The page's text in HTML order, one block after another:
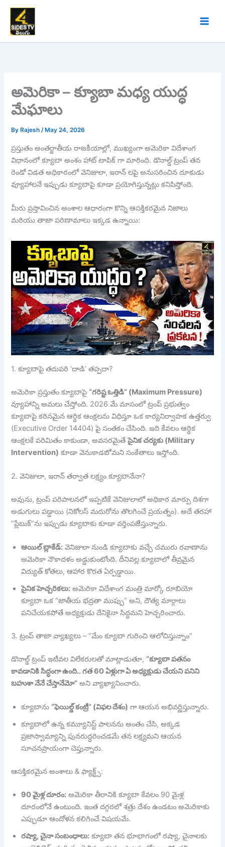
Skip
content
అమెరికా – క్యూబా మధ్య యుద్ధ
మేఘాలు
By Rajesh/ May 24, 2026
ప్రస్తుతం అంతర్జాతీయ రాజకీయాల్లో, ముఖ్యంగా అమెరికా విదేశాంగ
విధానంలో క్యూబా అంశం హాట్ టాపిక్ గా మారింది. డొనాల్డ్ ట్రంప్ తన
రెండో విడత అధికారంలో వెనిజులా, ఇరాన్ లపై అనుసరించిన దూకుడు
వ్యూహాలనే ఇప్పుడు క్యూబాపై కూడా ప్రయోగిస్తున్నట్లు కనిపిస్తోంది.
మీరు ప్రస్తావించిన అంశాల ఆధారంగా కొన్ని ఆసక్తికరమైన నిజాలు
మరియు తాజా పరిణామాలు ఇక్కడ ఉన్నాయి:
1. క్యూబాపై తదుపరి ‘దాడి’ తప్పదా?
అమెరికా ప్రస్తుతం క్యూబాపై “గరిష్ట ఒత్తిడి” (Maximum Pressure)
వ్యూహాన్ని అమలు చేస్తోంది. 2026 మే మాసంలో ట్రంప్ ప్రభుత్వం
క్యూబాపై కఠినమైన ఆర్థిక ఆంక్షలను విధిస్తూ ఒక కార్యనిర్వాహక ఉత్తర్వు
(Executive Order 14404) పై సంతకం చేసింది. ఇది కేవలం ఆర్థిక
ఆంక్షలకే పరిమితం కాకుండా, అవసరమైతేసైనిక చర్యకు (Military
Intervention) కూడా వెనుకాడబోమని సంకేతాలు ఇస్తోంది.
2. వెనిజులా, ఇరాన్ తర్వాత లక్ష్యం క్యూబానేనా?
అవును, ట్రంప్ పరిపాలనలో ఇప్పటికే వెనిజులాలో అధికార మార్పు దిశగా
అడుగులు పడ్డాయి (నికోలస్ మదురోను తొలగించే ప్రయత్నం). అదే తరహా
“ప్లేబుక్”ను ఇప్పుడు క్యూబాకు కూడా వర్తింపజేస్తున్నారు.
ఆయిల్ బ్లాకేడ్: వెనిజులా నుండి క్యూబాకు వచ్చే చమురు రవాణాను
అమెరికా నౌకాదళం అడ్డుకుంటోంది. దీనివల్ల క్యూబాలో తీవ్రమైన
విద్యుత్ కోతలు, ఆహార కొరత ఏర్పడ్డాయి.
సైనిక హెచ్చరికలు: అమెరికా విదేశాంగ మంత్రి మార్కో రూబియో
క్యూబా ఒక “జాతీయ భద్రతా ముప్పు” అని, దౌత్య మార్గాలు
పనిచేయకపోతే అధ్యక్షుడు దేనికైనా సిద్ధమని హెచ్చరించారు.
3. ట్రంప్ తాజా వ్యాఖ్యలు – “మేం క్యూబా గురించి ఆలోచిస్తున్నాం”
డొనాల్డ్ ట్రంప్ ఇటీవల విలేకరులతో మాట్లాడుతూ, “క్యూబా పతనం
కావడానికి సిద్ధంగా ఉంది.. గత 60 ఏళ్లుగా ఏ అధ్యక్షుడు చేయని పనిని
బహుశా నేనే చేస్తానేమో” అని వ్యాఖ్యానించారు.
క్యూబాను “ఫెయిల్డ్ కంట్రీ” (విఫల దేశం) గా ఆయన అభివర్ణిస్తున్నారు.
క్యూబాలో ఉన్న కమ్యూనిస్ట్ పాలనను అంతం చేసి, అక్కడ
ప్రజాస్వామ్యాన్ని పునరుద్ధరించడమే తన లక్ష్యమని ఆయన
సూచనప్రాయంగా చెప్తున్నారు.
ఆసక్తికరమైన అంశాలు & ఫ్యాక్ట్స్:
90 మైళ్ల దూరం: అమెరికా తీరానికి క్యూబా కేవలం 90 మైళ్ల
దూరంలోనే ఉంటుంది. ఇంత దగ్గరలో శత్రు దేశం ఉండటం అమెరికాకు
ఎప్పుడూ ఆందోళన కలిగించే విషయమే.
రష్యా, చైనా సంబంధాలు: క్యూబా తన భూభాగంలో రష్యా, చైనాలకు